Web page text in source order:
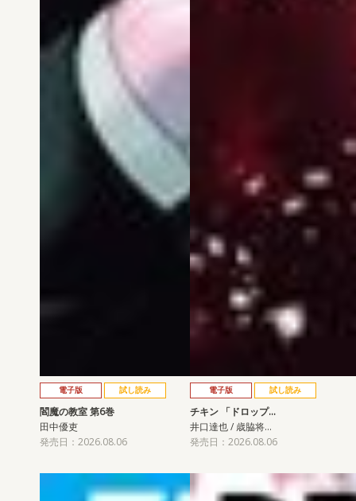
電子版 試し読み
閻魔の教室 第6巻
田中優吏
発売日：2026.08.06
電子版 試し読み
チキン 「ドロップ…
井口達也 / 歳脇将…
発売日：2026.08.06